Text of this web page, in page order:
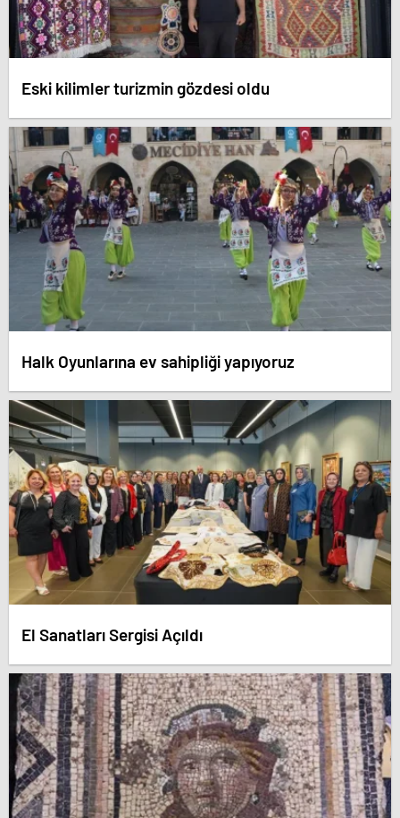
Eski kilimler turizmin gözdesi oldu
Halk Oyunlarına ev sahipliği yapıyoruz
El Sanatları Sergisi Açıldı